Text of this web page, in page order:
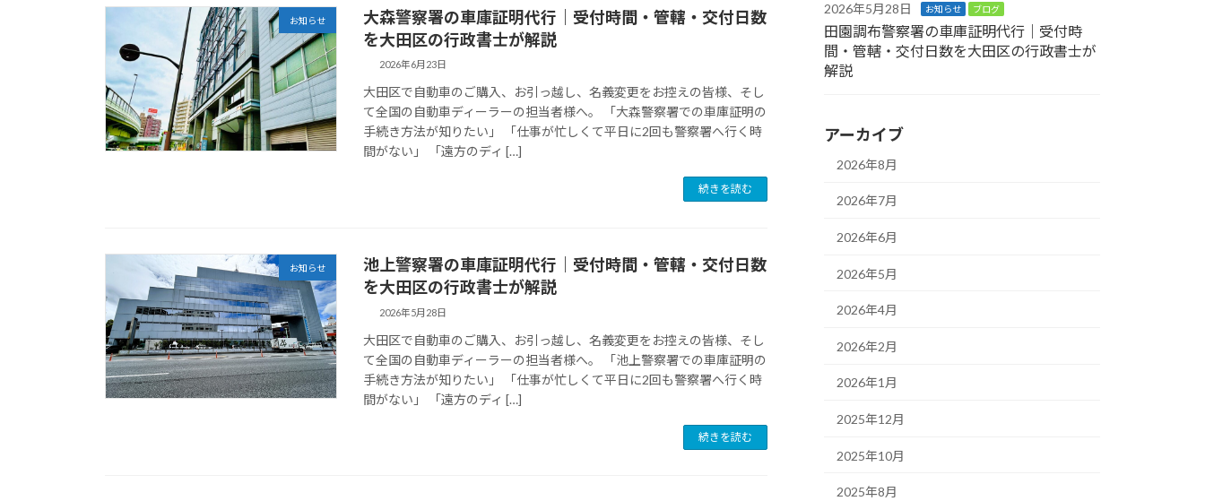
お知らせ
大森警察署の車庫証明代行｜受付時間・管轄・交付日数
を大田区の行政書士が解説
2026年6月23日
大田区で自動車のご購入、お引っ越し、名義変更をお控えの皆様、そし
て全国の自動車ディーラーの担当者様へ。 「大森警察署での車庫証明の
手続き方法が知りたい」 「仕事が忙しくて平日に2回も警察署へ行く時
間がない」 「遠方のディ […]
続きを読む
お知らせ
池上警察署の車庫証明代行｜受付時間・管轄・交付日数
を大田区の行政書士が解説
2026年5月28日
大田区で自動車のご購入、お引っ越し、名義変更をお控えの皆様、そし
て全国の自動車ディーラーの担当者様へ。 「池上警察署での車庫証明の
手続き方法が知りたい」 「仕事が忙しくて平日に2回も警察署へ行く時
間がない」 「遠方のディ […]
続きを読む
2026年5月28日 お知らせ ブログ
田園調布警察署の車庫証明代行｜受付時
間・管轄・交付日数を大田区の行政書士が
解説
アーカイブ
2026年8月
2026年7月
2026年6月
2026年5月
2026年4月
2026年2月
2026年1月
2025年12月
2025年10月
2025年8月